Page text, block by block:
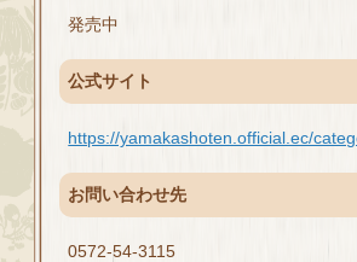
発売中
公式サイト
https://yamakashoten.official.ec/
お問い合わせ先
0572-54-3115